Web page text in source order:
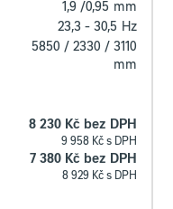
1,9 /0,95 mm
23,3 - 30,5 Hz
5850 / 2330 / 3110
mm
8 230 Kč bez DPH
9 958 Kč s DPH
7 380 Kč bez DPH
8 929 Kč s DPH